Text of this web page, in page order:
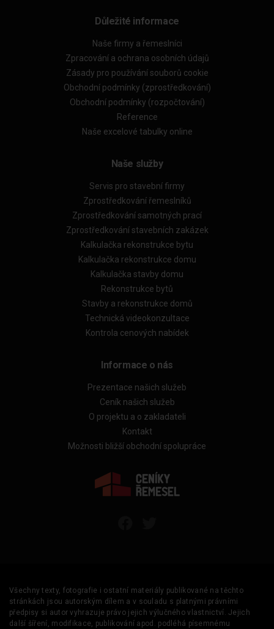
Důležité informace
Naše firmy a řemeslníci
Zpracování a ochrana osobních údajů
Zásady pro používání souborů cookie
Obchodní podmínky (zprostředkování)
Obchodní podmínky (rozpočtování)
Reference
Naše excelové tabulky online
Naše služby
Servis pro stavební firmy
Zprostředkování řemeslníků
Zprostředkování samotných prací
Zprostředkování stavebních zakázek
Kalkulačka rekonstrukce bytu
Kalkulačka rekonstrukce domu
Kalkulačka stavby domu
Rekonstrukce bytů
Stavby a rekonstrukce domů
Technická videokonzultace
Kontrola cenových nabídek
Informace o nás
Prezentace našich služeb
Ceník našich služeb
O projektu a o zakladateli
Kontakt
Možnosti bližší obchodní spolupráce
Všechny texty, fotografie i ostatní materiály publikované na těchto
stránkách jsou autorským dílem a v souladu s platnými právními
předpisy si autor vyhrazuje právo jejich výlučného vlastnictví. Jejich
další šíření, modifikace, publikování apod. podléhá písemnému